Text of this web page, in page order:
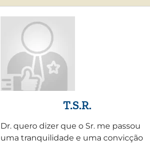
T.S.R.
Dr. quero dizer que o Sr. me passou
uma tranquilidade e uma convicção